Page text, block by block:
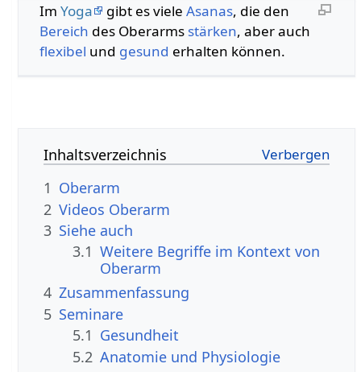
Im Yoga gibt es viele Asanas, die den
Bereich des Oberarms stärken, aber auch
flexibel und gesund erhalten können.
Inhaltsverzeichnis
1 Oberarm
2
3 Siehe auch
3.1 Weitere Begriffe im Kontext von
4 Zusammenfassung
5 Seminare
5.1 Gesundheit
5.2 Anatomie und Physiologie